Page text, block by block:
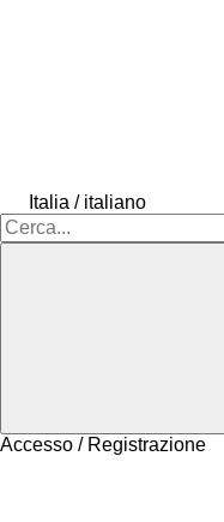
Italia / italiano
Accesso / Registrazione